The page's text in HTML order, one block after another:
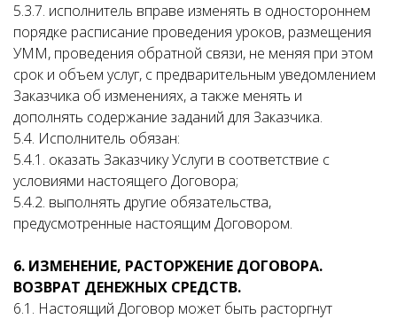
5.3.7. исполнитель вправе изменять в одностороннем
порядке расписание проведения уроков, размещения
УММ, проведения обратной связи, не меняя при этом
срок и объем услуг, с предварительным уведомлением
Заказчика об изменениях, а также менять и
дополнять содержание заданий для Заказчика.
5.4. Исполнитель обязан:
5.4.1. оказать Заказчику Услуги в соответствие с
условиями настоящего Договора;
5.4.2. выполнять другие обязательства,
предусмотренные настоящим Договором.
6. ИЗМЕНЕНИЕ, РАСТОРЖЕНИЕ ДОГОВОРА.
ВОЗВРАТ ДЕНЕЖНЫХ СРЕДСТВ.
6.1. Настоящий Договор может быть расторгнут